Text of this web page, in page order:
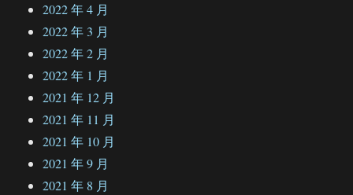
2022 年 4 月
2022 年 3 月
2022 年 2 月
2022 年 1 月
2021 年 12 月
2021 年 11 月
2021 年 10 月
2021 年 9 月
2021 年 8 月